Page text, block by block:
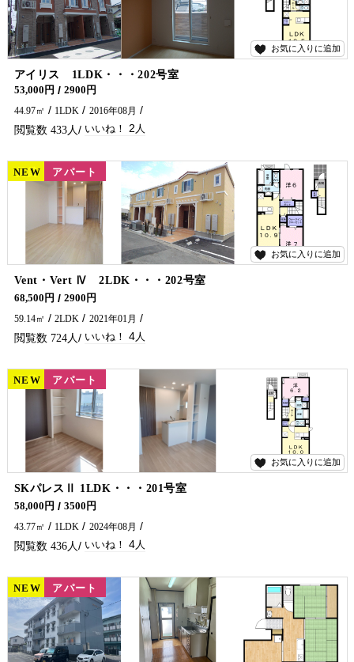
お気に入りに追加
アイリス 1LDK・・・202号室
53,000円
2900円
44.97㎡
1LDK 2016年08月
433 2
お気に入りに追加
賃貸
NEW アパート
Vent・Vert Ⅳ 2LDK・・・202号室
エアコン２台・ガスコンロ付です♪ 延岡市で賃貸アパート・マンションをお探しなら五ヶ瀬不動産へお問合せください🏠✨
68,500円
2900円
59.14㎡
2LDK 2021年01月
724 4
お気に入りに追加
賃貸
NEW アパート
SKパレスⅡ 1LDK・・・201号室
エアコン２台・ガスコンロ・ネット無料付です♪ 延岡市でアパート・マンションをお探しでしたら五ヶ瀬不動産へお問合せください✨
58,000円
3500円
43.77㎡
1LDK 2024年08月
436 4
賃貸
NEW アパート